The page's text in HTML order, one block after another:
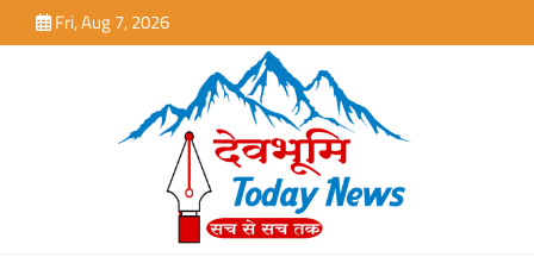
to
Fri, Aug 7, 2026